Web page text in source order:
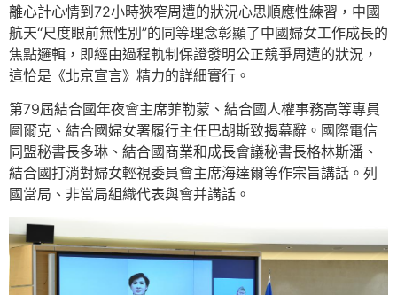
離心計心情到72小時狹窄周遭的狀況心思順應性練習，中國
航天“尺度眼前無性別”的同等理念彰顯了中國婦女工作成長的
焦點邏輯，即經由過程軌制保證發明公正競爭周遭的狀況，
這恰是《北京宣言》精力的詳細實行。
第79屆結合國年夜會主席菲勒蒙、結合國人權事務高等專員
圖爾克、結合國婦女署履行主任巴胡斯致揭幕辭。國際電信
同盟秘書長多琳、結合國商業和成長會議秘書長格林斯潘、
結合國打消對婦女輕視委員會主席海達爾等作宗旨講話。列
國當局、非當局組織代表與會并講話。